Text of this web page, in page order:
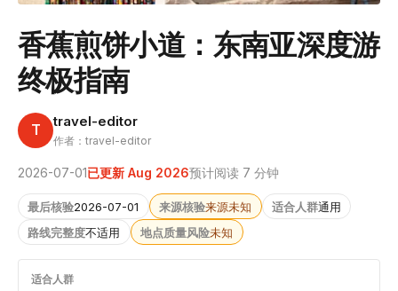
香蕉煎饼小道：东南亚深度游
终极指南
T travel-editor
作者：travel-editor
2026-07-01已更新 Aug 2026预计阅读 7 分钟
最后核验2026-07-01 来源核验来源未知 适合人群通用
路线完整度不适用 地点质量风险未知
适合人群